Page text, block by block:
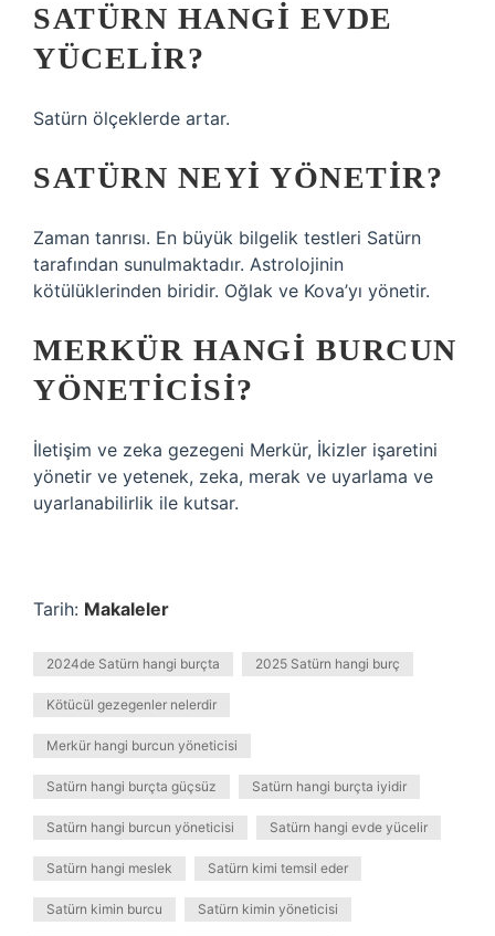
SATÜRN HANGI EVDE
YÜCELIR?
Satürn ölçeklerde artar.
SATÜRN NEYI YÖNETIR?
Zaman tanrısı. En büyük bilgelik testleri Satürn
tarafından sunulmaktadır. Astrolojinin
kötülüklerinden biridir. Oğlak ve Kova’yı yönetir.
MERKÜR HANGI BURCUN
YÖNETICISI?
İletişim ve zeka gezegeni Merkür, İkizler işaretini
yönetir ve yetenek, zeka, merak ve uyarlama ve
uyarlanabilirlik ile kutsar.
Tarih: Makaleler
2024de Satürn hangi burçta 2025 Satürn hangi burç
Kötücül gezegenler nelerdir
Merkür hangi burcun yöneticisi
Satürn hangi burçta güçsüz Satürn hangi burçta iyidir
Satürn hangi burcun yöneticisi Satürn hangi evde yücelir
Satürn hangi meslek Satürn kimi temsil eder
Satürn kimin burcu Satürn kimin yöneticisi